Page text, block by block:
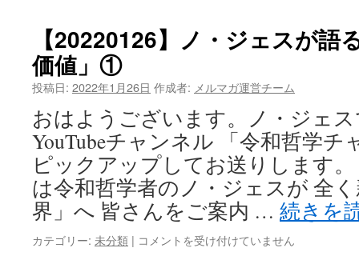
ス
る
「ゼ
ロ
化
の
意
味
価
値」
②
は
【20220126】ノ・ジェスが語
価値」①
投稿日: 2022年1月26日 作成者: メルマガ運営チーム
おはようございます。ノ・ジェ
YouTubeチャンネル 「令和哲学
ピックアップしてお送りします
は令和哲学者のノ・ジェスが 全
界」へ 皆さんをご案内 … 続きを
カテゴリー: 未分類 | 【20220126】
コメントを受け付けていません